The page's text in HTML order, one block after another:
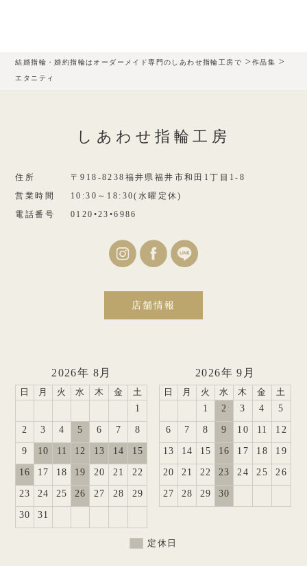
結婚指輪・婚約指輪はオーダーメイド専門のしあわせ指輪工房で > 作品集 >
エタニティ
しあわせ指輪工房
住所
〒918-8238福井県福井市和田1丁目1-8
営業時間
10:30～18:30(水曜定休)
電話番号
0120•23•6986
店舗情報
2026年 8月
日 月 火 水 木 金 土
1
2 3 4 5 6 7 8
9 10 11 12 13 14 15
16 17 18 19 20 21 22
23 24 25 26 27 28 29
30 31
2026年 9月
日 月 火 水 木 金 土
1 2 3 4 5
6 7 8 9 10 11 12
13 14 15 16 17 18 19
20 21 22 23 24 25 26
27 28 29 30
定休日